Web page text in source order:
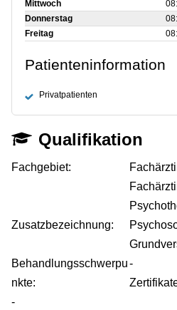
Mittwoch
Donnerstag
Freitag
Patienteninformation
Privatpatienten
Qualifikation
Fachgebiet:
Zusatzbezeichnung:
Behandlungsschwerpu
nkte:
-
-